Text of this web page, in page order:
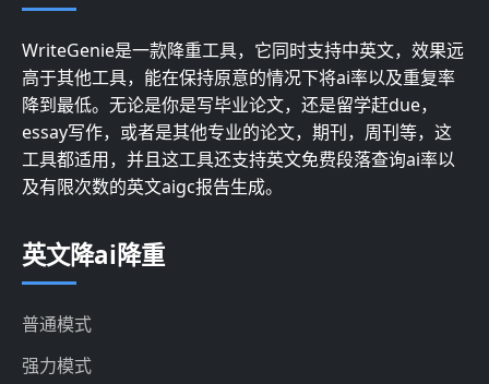
WriteGenie是一款降重工具，它同时支持中英文，效果远
高于其他工具，能在保持原意的情况下将ai率以及重复率
降到最低。无论是你是写毕业论文，还是留学赶due，
essay写作，或者是其他专业的论文，期刊，周刊等，这
工具都适用，并且这工具还支持英文免费段落查询ai率以
及有限次数的英文aigc报告生成。
英文降ai降重
普通模式
强力模式